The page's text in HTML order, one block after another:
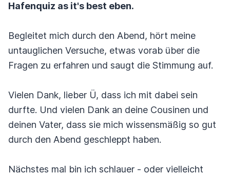
Hafenquiz as it's best eben.
Begleitet mich durch den Abend, hört meine
untauglichen Versuche, etwas vorab über die
Fragen zu erfahren und saugt die Stimmung auf.
Vielen Dank, lieber Ü, dass ich mit dabei sein
durfte. Und vielen Dank an deine Cousinen und
deinen Vater, dass sie mich wissensmäßig so gut
durch den Abend geschleppt haben.
Nächstes mal bin ich schlauer - oder vielleicht